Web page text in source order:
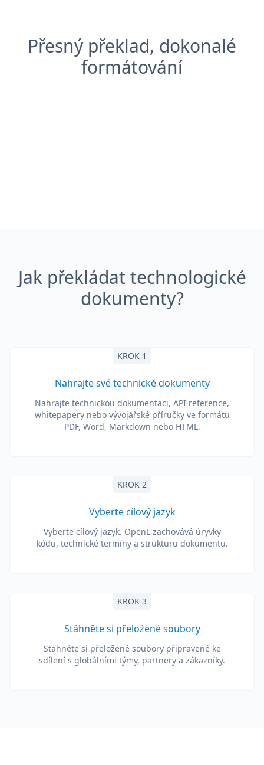
Přesný překlad, dokonalé
formátování
Jak překládat technologické
dokumenty?
KROK 1
Nahrajte své technické dokumenty
Nahrajte technickou dokumentaci, API reference,
whitepapery nebo vývojářské příručky ve formátu
PDF, Word, Markdown nebo HTML.
KROK 2
Vyberte cílový jazyk
Vyberte cílový jazyk. OpenL zachovává úryvky
kódu, technické termíny a strukturu dokumentu.
KROK 3
Stáhněte si přeložené soubory
Stáhněte si přeložené soubory připravené ke
sdílení s globálními týmy, partnery a zákazníky.